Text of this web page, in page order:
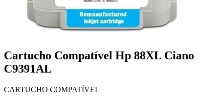
Cartucho Compatível Hp 88XL Ciano
C9391AL
CARTUCHO COMPATÍVEL